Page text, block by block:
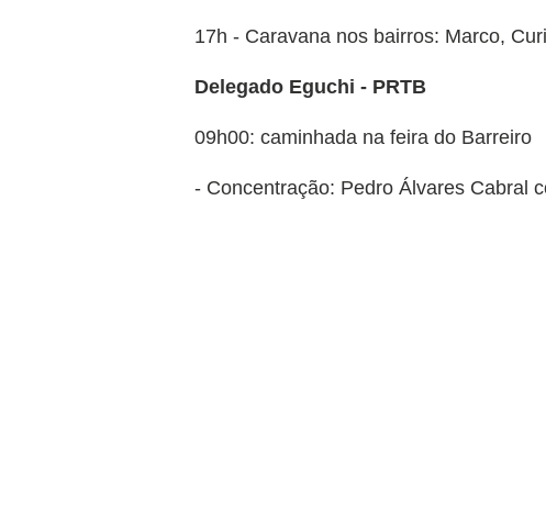
17h - Caravana nos bairros: Marco,
Delegado Eguchi - PRTB
09h00: caminhada na feira do Barreiro
- Concentração: Pedro Álvares Cabral